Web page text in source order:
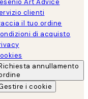
clienti
il tuo ordine
di acquisto
annullamento
i cookie